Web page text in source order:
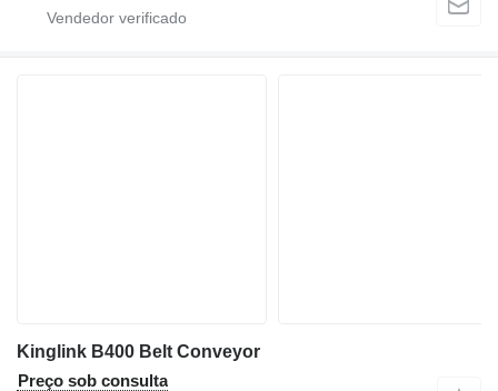
Kinglink B400 Belt Conveyor
Preço sob consulta